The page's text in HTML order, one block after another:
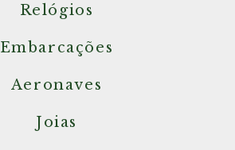
Relógios
Embarcações
Aeronaves
Joias